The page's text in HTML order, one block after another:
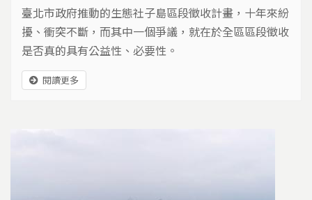
臺北市政府推動的生態社子島區段徵收計畫，十年來紛
擾、衝突不斷，而其中一個爭議，就在於全區區段徵收
是否真的具有公益性、必要性。
閱讀更多